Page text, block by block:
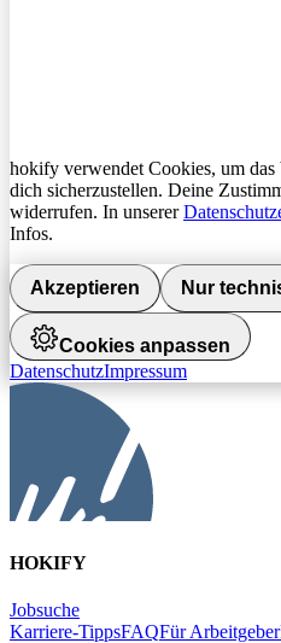
hokify verwendet Cookies, um
dich sicherzustellen. Deine
widerrufen. In unserer
Infos.
Akzeptieren Nur
Cookies anpassen
DatenschutzImpressum
HOKIFY
Jobsuche
Karriere-TippsFAQFür Arbeitgeber